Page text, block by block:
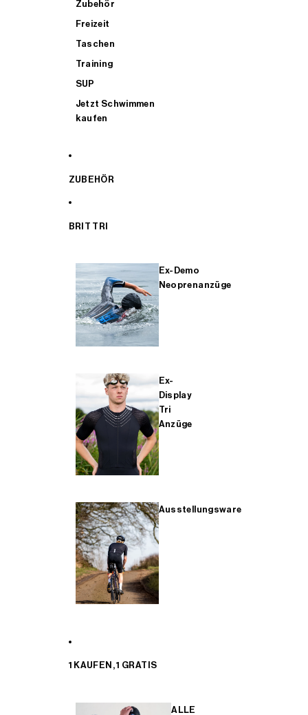
Zubehör
Freizeit
Taschen
Training
SUP
Jetzt Schwimmen
kaufen
ZUBEHÖR
BRIT TRI
Ex-Demo
Neoprenanzüge
Ex-
Display
Tri
Anzüge
Ausstellungsware
1 KAUFEN, 1 GRATIS
ALLE